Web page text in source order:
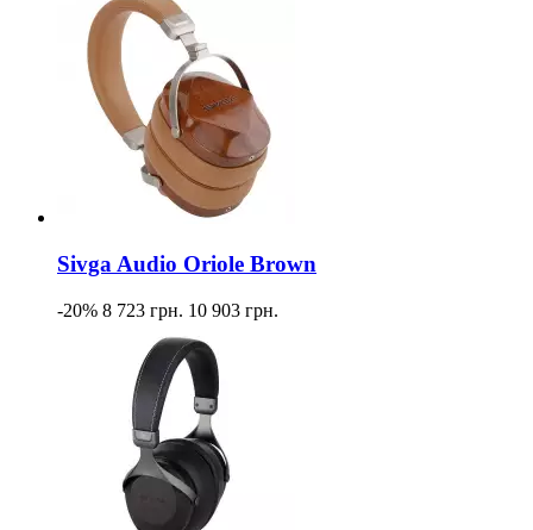
Sivga Audio Oriole Brown
-20% 8 723 грн. 10 903 грн.